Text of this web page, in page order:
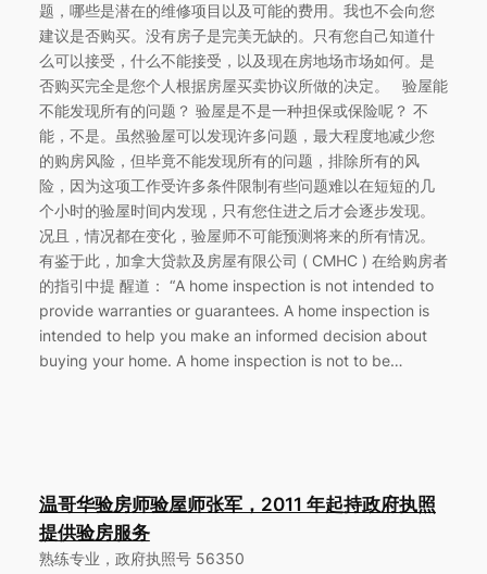
题，哪些是潜在的维修项目以及可能的费用。我也不会向您
建议是否购买。没有房子是完美无缺的。只有您自己知道什
么可以接受，什么不能接受，以及现在房地场市场如何。是
否购买完全是您个人根据房屋买卖协议所做的决定。 验屋能
不能发现所有的问题？ 验屋是不是一种担保或保险呢？ 不
能，不是。虽然验屋可以发现许多问题，最大程度地减少您
的购房风险，但毕竟不能发现所有的问题，排除所有的风
险，因为这项工作受许多条件限制有些问题难以在短短的几
个小时的验屋时间内发现，只有您住进之后才会逐步发现。
况且，情况都在变化，验屋师不可能预测将来的所有情况。
有鉴于此，加拿大贷款及房屋有限公司 ( CMHC ) 在给购房者
的指引中提 醒道： “A home inspection is not intended to
provide warranties or guarantees. A home inspection is
intended to help you make an informed decision about
buying your home. A home inspection is not to be…
温哥华验房师验屋师张军，2011 年起持政府执照
提供验房服务
熟练专业，政府执照号 56350